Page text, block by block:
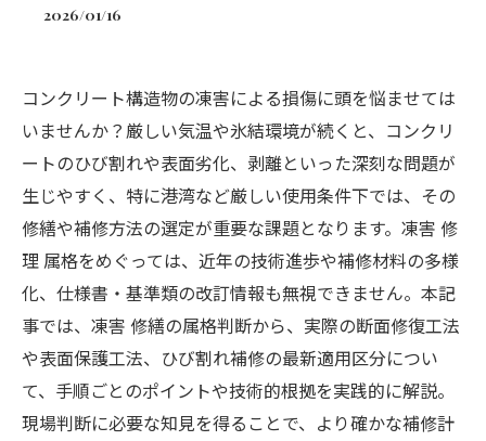
2026/01/16
コンクリート構造物の凍害による損傷に頭を悩ませては
いませんか？厳しい気温や氷結環境が続くと、コンクリ
ートのひび割れや表面劣化、剥離といった深刻な問題が
生じやすく、特に港湾など厳しい使用条件下では、その
修繕や補修方法の選定が重要な課題となります。凍害 修
理 属格をめぐっては、近年の技術進歩や補修材料の多様
化、仕様書・基準類の改訂情報も無視できません。本記
事では、凍害 修繕の属格判断から、実際の断面修復工法
や表面保護工法、ひび割れ補修の最新適用区分につい
て、手順ごとのポイントや技術的根拠を実践的に解説。
現場判断に必要な知見を得ることで、より確かな補修計